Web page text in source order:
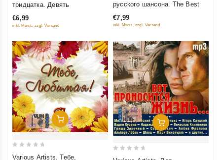
5
тридцатка. Девять
€6,99
inkl. Mwst., zzgl. Versand
5
русского шансона. The Best
€7,99
inkl. Mwst., zzgl. Versand
Добавить В Корзину
Various Artists. Тебе,
Добавить В Корзину